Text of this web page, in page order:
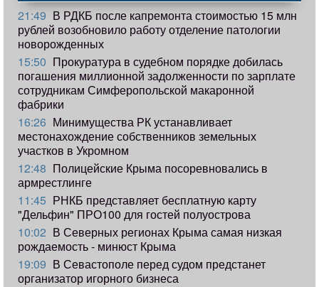
21:49 В РДКБ после капремонта стоимостью 15 млн
рублей возобновило работу отделение патологии
новорожденных
15:50 Прокуратура в судебном порядке добилась
погашения миллионной задолженности по зарплате
сотрудникам Симферопольской макаронной
фабрики
16:26 Минимущества РК устанавливает
местонахождение собственников земельных
участков в Укромном
12:48 Полицейские Крыма посоревновались в
армрестлинге
11:45 РНКБ представляет бесплатную карту
"Дельфин" ПРО100 для гостей полуострова
10:02 В Северных регионах Крыма самая низкая
рождаемость - минюст Крыма
19:09 В Севастополе перед судом предстанет
организатор игорного бизнеса